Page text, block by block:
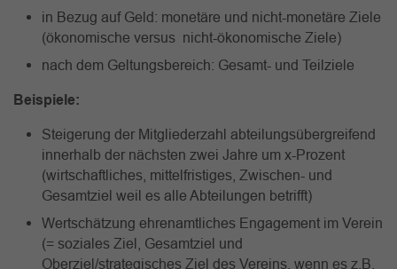
in Bezug auf Geld: monetäre und nicht-monetäre Ziele
(ökonomische versus nicht-ökonomische Ziele)
nach dem Geltungsbereich: Gesamt- und Teilziele
Beispiele:
Steigerung der Mitgliederzahl abteilungsübergreifend
innerhalb der nächsten zwei Jahre um x-Prozent
(wirtschaftliches, mittelfristiges, Zwischen- und
Gesamtziel weil es alle Abteilungen betrifft)
Wertschätzung ehrenamtliches Engagement im Verein
(= soziales Ziel, Gesamtziel und
Oberziel/strategisches Ziel des Vereins, wenn es z.B.